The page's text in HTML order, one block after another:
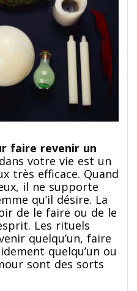
faire revenir un
votre vie est un
très efficace. Quand
il ne supporte
qu’il désire. La
de le faire ou de le
Les rituels
quelqu’un, faire
quelqu’un ou
sont des sorts